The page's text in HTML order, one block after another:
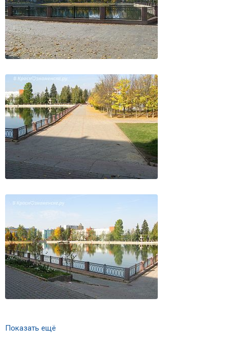
Показать ещё